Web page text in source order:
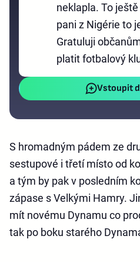
neklapla. To
pani z Nigérie to
Gratuluji
platit fotbalový
Vstoupit
S hromadným pádem ze
sestupové i třetí místo od
a tým by pak v posledním
zápase s Velkými Hamry.
mít novému Dynamu co
tak po boku starého